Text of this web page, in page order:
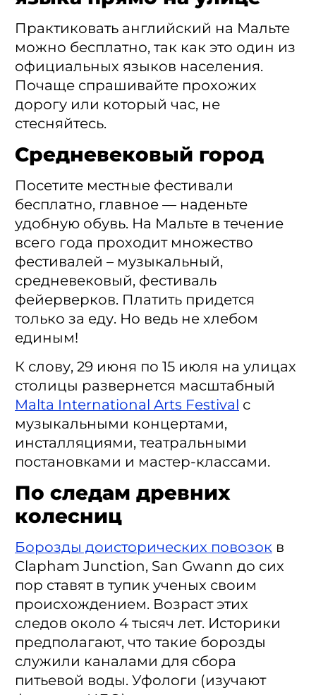
Практиковать английский на Мальте
можно бесплатно, так как это один из
официальных языков населения.
Почаще спрашивайте прохожих
дорогу или который час, не
стесняйтесь.
Средневековый город
Посетите местные фестивали
бесплатно, главное — наденьте
удобную обувь. На Мальте в течение
всего года проходит множество
фестивалей – музыкальный,
средневековый, фестиваль
фейерверков. Платить придется
только за еду. Но ведь не хлебом
единым!
К слову, 29 июня по 15 июля на улицах
столицы развернется масштабный
Malta International Arts Festival с
музыкальными концертами,
инсталляциями, театральными
постановками и мастер-классами.
По следам древних
колесниц
Борозды доисторических повозок в
Clapham Junction, San Gwann до сих
пор ставят в тупик ученых своим
происхождением. Возраст этих
следов около 4 тысяч лет. Историки
предполагают, что такие борозды
служили каналами для сбора
питьевой воды. Уфологи (изучают